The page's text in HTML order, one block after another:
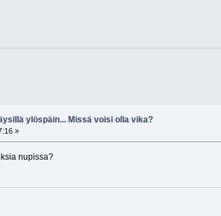
ylöspäin... Missä voisi olla vika?
»
nupissa?